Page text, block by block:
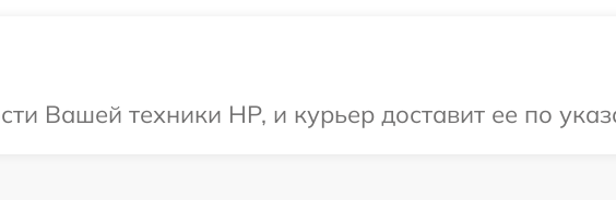
Вашей техники HP, и курьер доставит ее по